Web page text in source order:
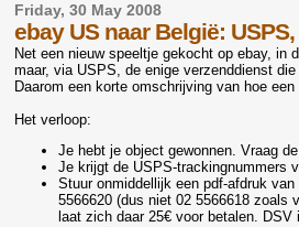
Friday, 30 May 2008
ebay US naar België:
Net een nieuw speeltje gekocht op ebay, in
maar, via USPS, de enige verzenddienst
Daarom een korte omschrijving van hoe
Het verloop:
Je hebt je object gewonnen. Vraag
Je krijgt de USPS-trackingnummers
Stuur onmiddellijk een pdf-afdruk
5566620 (dus niet 02 5566618 zoals
laat zich daar 25€ voor betalen.